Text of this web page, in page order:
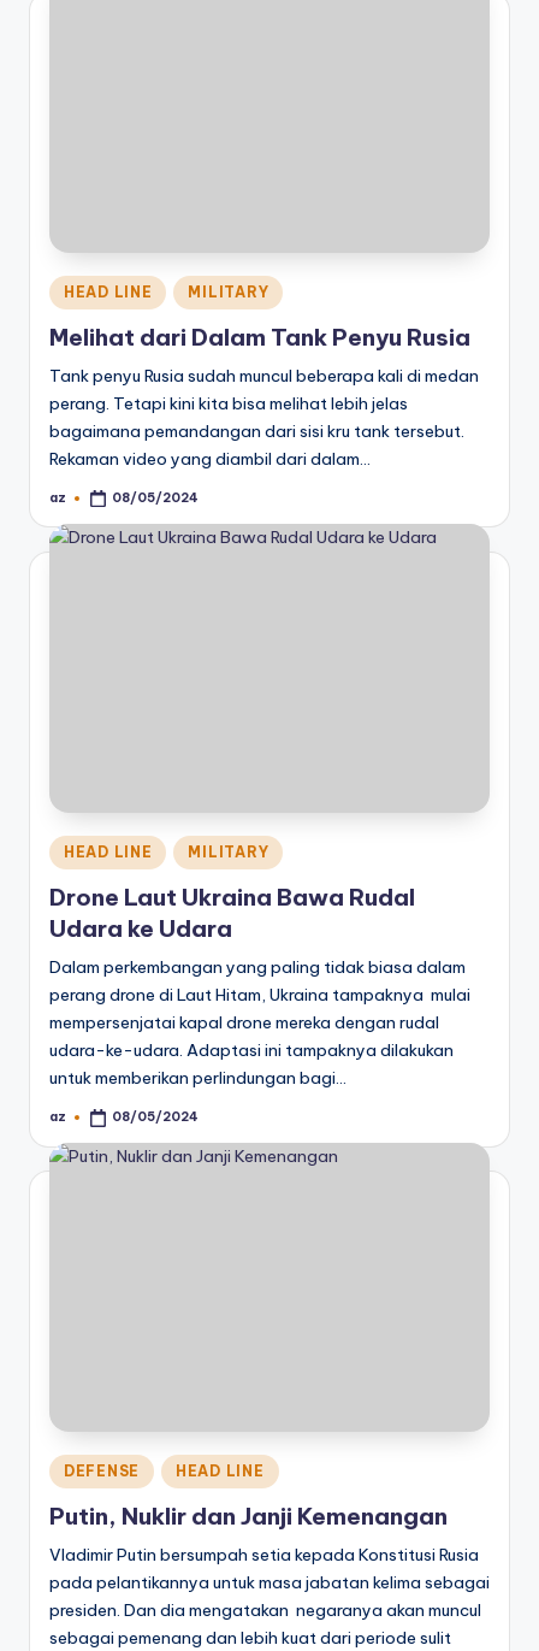
Posted
in
HEAD LINE MILITARY
Melihat dari Dalam Tank Penyu Rusia
Tank penyu Rusia sudah muncul beberapa kali di medan
perang. Tetapi kini kita bisa melihat lebih jelas
bagaimana pemandangan dari sisi kru tank tersebut.
Rekaman video yang diambil dari dalam…
Posted
az 08/05/2024
Posted
in
HEAD LINE MILITARY
Drone Laut Ukraina Bawa Rudal
Udara ke Udara
Dalam perkembangan yang paling tidak biasa dalam
perang drone di Laut Hitam, Ukraina tampaknya mulai
mempersenjatai kapal drone mereka dengan rudal
udara-ke-udara. Adaptasi ini tampaknya dilakukan
untuk memberikan perlindungan bagi…
Posted
az 08/05/2024
Posted
in
DEFENSE HEAD LINE
Putin, Nuklir dan Janji Kemenangan
Vladimir Putin bersumpah setia kepada Konstitusi Rusia
pada pelantikannya untuk masa jabatan kelima sebagai
presiden. Dan dia mengatakan negaranya akan muncul
sebagai pemenang dan lebih kuat dari periode sulit